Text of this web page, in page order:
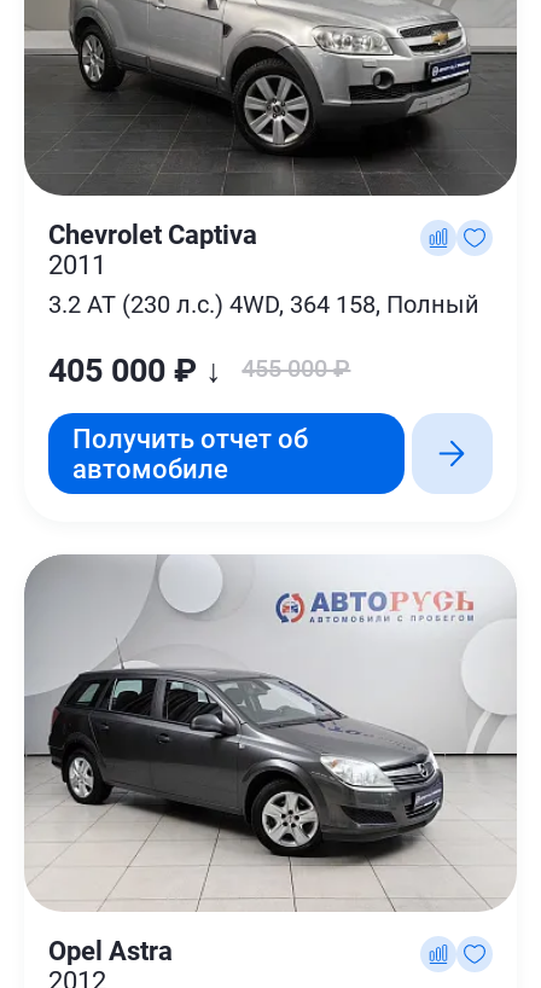
Chevrolet Captiva
2011
3.2 AT (230 л.с.) 4WD, 364 158, Полный
405 000 ₽ ↓ 455 000 ₽
Получить отчет об
автомобиле
Opel Astra
2012